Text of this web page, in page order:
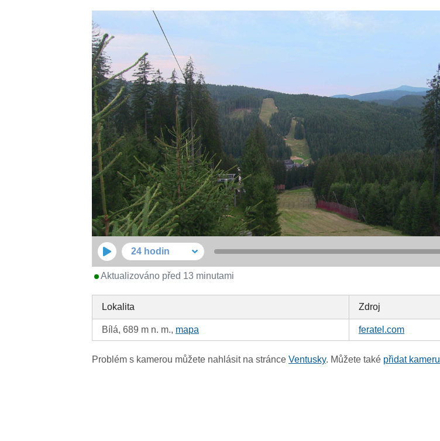
24 hodin
Aktualizováno před 13 minutami
Lokalita Zdroj
Bílá, 689 m n. m., mapa feratel.com
Problém s kamerou můžete nahlásit na stránceVentusky. Můžete také přidat kameru